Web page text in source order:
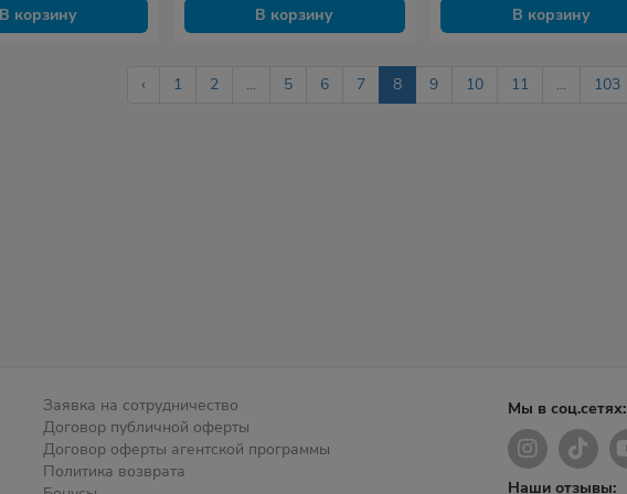
В корзину В корзину В корзину
‹ 1 2 ... 5 6 7 8 9 10 11 ... 103
Заявка на сотрудничество
Договор публичной оферты
Договор оферты агентской программы
Политика возврата
Мы в соц.сетях:
Наши отзывы: